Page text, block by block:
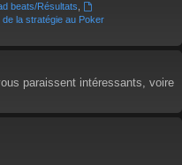
beats/Résultats
la stratégie au Poker
paraissent intéressants, voire